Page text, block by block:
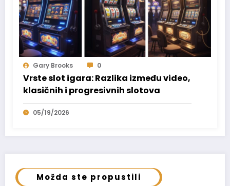
Gary Brooks 0
Vrste slot igara: Razlika između video,
klasičnih i progresivnih slotova
05/19/2026
Možda ste propustili